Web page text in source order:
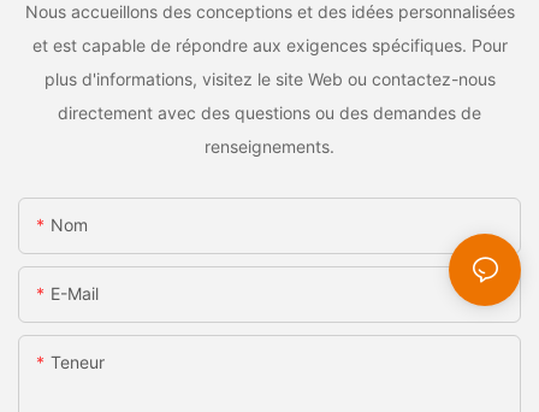
Nous accueillons des conceptions et des idées personnalisées
et est capable de répondre aux exigences spécifiques. Pour
plus d'informations, visitez le site Web ou contactez-nous
directement avec des questions ou des demandes de
renseignements.
Nom
E-Mail
Teneur